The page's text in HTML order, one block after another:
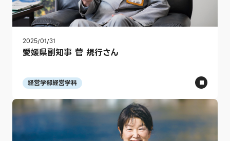
2025/01/31
愛媛県副知事 菅 規行さん
経営学部経営学科